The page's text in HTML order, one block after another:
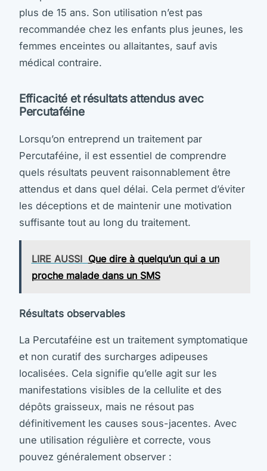
plus de 15 ans. Son utilisation n’est pas
recommandée chez les enfants plus jeunes, les
femmes enceintes ou allaitantes, sauf avis
médical contraire.
Efficacité et résultats attendus avec
Percutaféine
Lorsqu’on entreprend un traitement par
Percutaféine, il est essentiel de comprendre
quels résultats peuvent raisonnablement être
attendus et dans quel délai. Cela permet d’éviter
les déceptions et de maintenir une motivation
suffisante tout au long du traitement.
LIRE AUSSI Que dire à quelqu’un qui a un
proche malade dans un SMS
Résultats observables
La Percutaféine est un traitement symptomatique
et non curatif des surcharges adipeuses
localisées. Cela signifie qu’elle agit sur les
manifestations visibles de la cellulite et des
dépôts graisseux, mais ne résout pas
définitivement les causes sous-jacentes. Avec
une utilisation régulière et correcte, vous
pouvez généralement observer :